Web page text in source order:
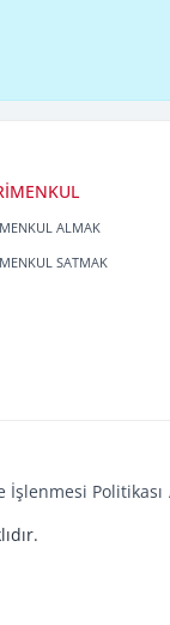
ALMAK
SATMAK
İşlenmesi Politikası